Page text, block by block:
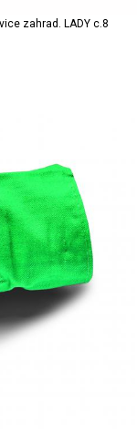
zahrad. LADY c.8